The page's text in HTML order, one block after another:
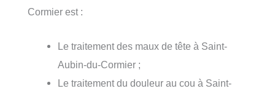
Cormier est :
Le traitement des maux de tête à Saint-
Aubin-du-Cormier ;
Le traitement du douleur au cou à Saint-